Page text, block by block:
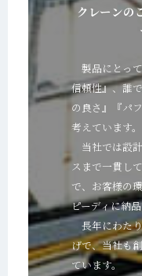
クレーンの
製品にとっ
信頼性』、誰
の良さ』『パ
考えています。
当社では設
スまで一貫し
で、お客様の
ピーディに納
長年にわたり
げで、当社も
ています。